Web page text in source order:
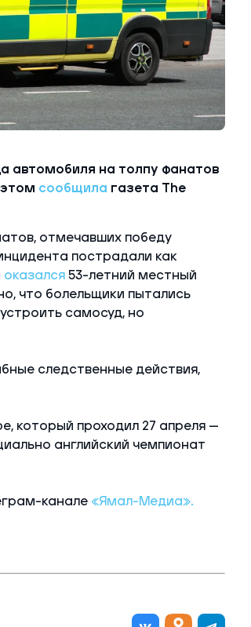
автомобиля на толпу фанатов
этом сообщила газета The
отмечавших победу
пострадали как
оказался 53-летний местный
что болельщики пытались
самосуд, но
следственные действия,
который проходил 27 апреля —
английский чемпионат
канале «Ямал-Медиа».